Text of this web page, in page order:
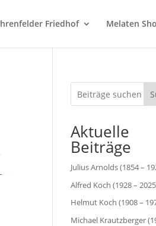
Friedhof Melaten
Aktuelle
Beiträge
Julius Arnolds (1854 –
Alfred Koch (1928 –
Helmut Koch (1908 –
Michael Krautzberger